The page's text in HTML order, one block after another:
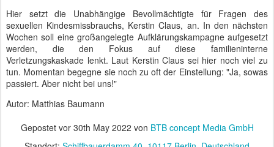
Hier setzt die Unabhängige Bevollmächtigte für Fragen des
sexuellen Kindesmissbrauchs, Kerstin Claus, an. In den nächsten
Wochen soll eine großangelegte Aufklärungskampagne aufgesetzt
werden, die den Fokus auf diese familieninterne
Verletzungskaskade lenkt. Laut Kerstin Claus sei hier noch viel zu
tun. Momentan begegne sie noch zu oft der Einstellung: "Ja, sowas
passiert. Aber nicht bei uns!"
Autor: Matthias Baumann
Gepostet vor 30th May 2022 von BTB concept Media GmbH